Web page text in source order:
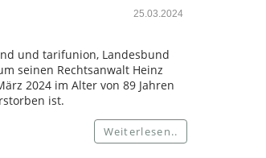
25.03.2024
und tarifunion, Landesbund
seinen Rechtsanwalt Heinz
2024 im Alter von 89 Jahren
ist.
Weiterlesen..